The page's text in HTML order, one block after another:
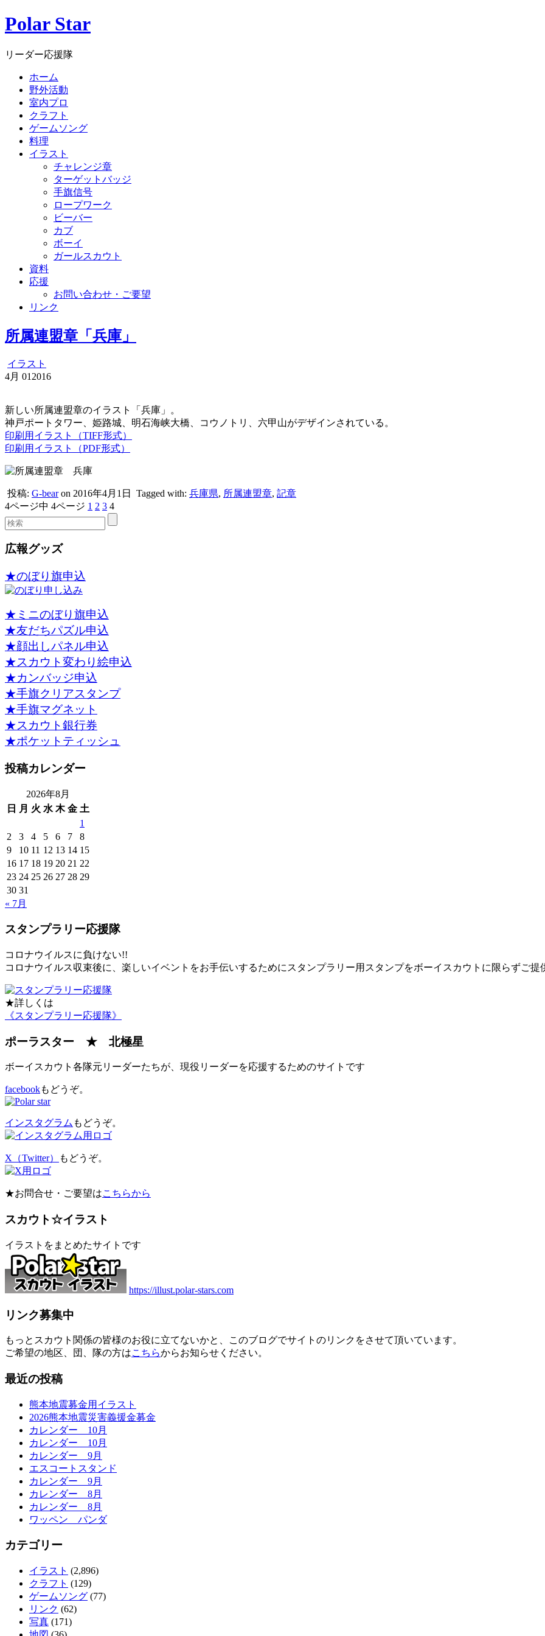
Polar Star
リーダー応援隊
ホーム
野外活動
室内プロ
クラフト
ゲームソング
料理
イラスト
チャレンジ章
ターゲットバッジ
手旗信号
ロープワーク
ビーバー
カブ
ボーイ
ガールスカウト
資料
応援
お問い合わせ・ご要望
リンク
所属連盟章「兵庫」
イラスト
4月 01 2016
新しい所属連盟章のイラスト「兵庫」。
神戸ポートタワー、姫路城、明石海峡大橋、コウノトリ、六甲山がデザインされている。
印刷用イラスト（TIFF形式）
印刷用イラスト（PDF形式）
投稿: G-bearon 2016年4月1日 Tagged with: 兵庫県, 所属連盟章, 記章
4ページ中 4ページ 1 2 3 4
広報グッズ
★のぼり旗申込
★ミニのぼり旗申込
★友だちパズル申込
★顔出しパネル申込
★スカウト変わり絵申込
★カンバッジ申込
★手旗クリアスタンプ
★手旗マグネット
★スカウト銀行券
★ポケットティッシュ
投稿カレンダー
2026年8月
日
月 火 水 木 金 土
1
2
3 4 5 6 7
8
9
10 11 12 13 14 15
16 17 18 19 20 21 22
23 24 25 26 27 28 29
30 31
« 7月
スタンプラリー応援隊
コロナウイルスに負けない!!
コロナウイルス収束後に、楽しいイベントをお手伝いするためにスタンプラリー用スタンプをボーイスカウトに限らずご提
★詳しくは
《スタンプラリー応援隊》
ポーラスター ★ 北極星
ボーイスカウト各隊元リーダーたちが、現役リーダーを応援するためのサイトです
facebookもどうぞ。
インスタグラム もどうぞ。
X（Twitter） もどうぞ。
★お問合せ・ご要望はこちらから
スカウト☆イラスト
イラストをまとめたサイトです
https://illust.polar-stars.com
リンク募集中
もっとスカウト関係の皆様のお役に立てないかと、このブログでサイトのリンクをさせて頂いています。
ご希望の地区、団、隊の方はこちらからお知らせください。
最近の投稿
熊本地震募金用イラスト
2026熊本地震災害義援金募金
カレンダー 10月
カレンダー 10月
カレンダー 9月
エスコートスタンド
カレンダー 9月
カレンダー 8月
カレンダー 8月
ワッペン パンダ
カテゴリー
イラスト (2,896)
クラフト (129)
ゲームソング (77)
リンク (62)
写真 (171)